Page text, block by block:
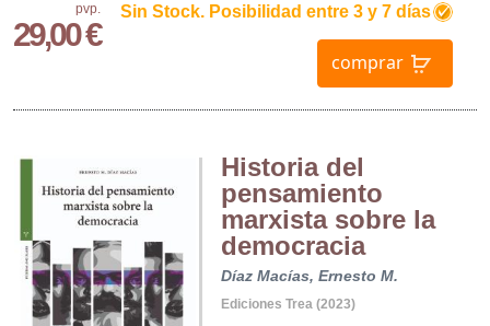
pvp.
29,00 €
Sin Stock. Posibilidad entre 3 y 7 días
comprar
Historia del
pensamiento
marxista sobre la
democracia
Díaz Macías, Ernesto M.
Ediciones Trea (2023)